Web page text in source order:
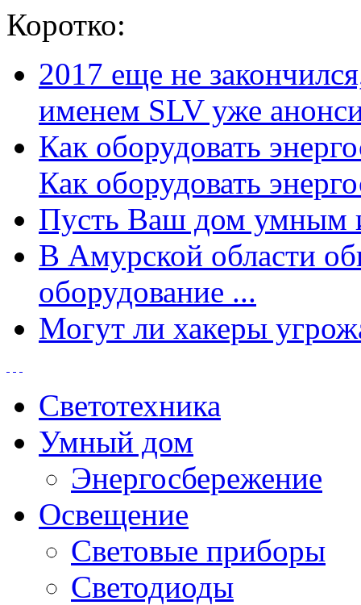
Коротко:
2017 еще не
именем SLV уже
Как оборудовать
Как оборудовать
Пусть Ваш дом умным
В Амурской области
оборудование ...
Могут ли хакеры
Светотехника
Умный дом
Энергосбережение
Освещение
Световые приборы
Светодиоды